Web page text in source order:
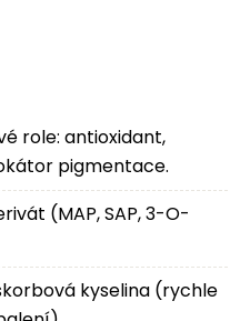
role: antioxidant,
pigmentace.
(MAP, SAP, 3-O-
kyselina (rychle